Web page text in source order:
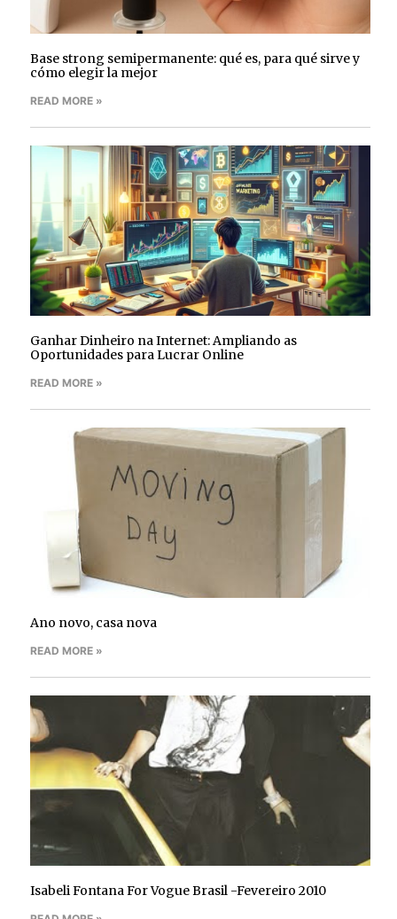
Base strong semipermanente: qué es, para qué sirve y
cómo elegir la mejor
READ MORE »
Ganhar Dinheiro na Internet: Ampliando as
Oportunidades para Lucrar Online
READ MORE »
Ano novo, casa nova
READ MORE »
Isabeli Fontana For Vogue Brasil -Fevereiro 2010